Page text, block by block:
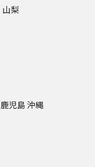
山梨
鹿児島沖縄